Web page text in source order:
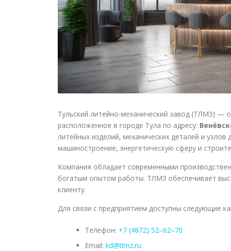
Тульский литейно-механический завод (ТЛМЗ) —
расположенное в городе Тула по адресу:
литейных изделий, механических деталей и
машиностроение, энергетическую сферу и
Компания обладает современными
богатым опытом работы. ТЛМЗ обеспечивает
клиенту.
Для связи с предприятием доступны следующие
Телефон: +7 (4872) 52‒62‒70
Email: kd@tlmz.ru